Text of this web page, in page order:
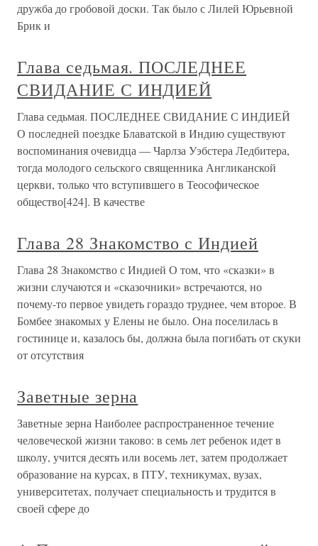
дружба до гробовой доски. Так было с Лилей Юрьевной
Брик и
Глава седьмая. ПОСЛЕДНЕЕ
СВИДАНИЕ С ИНДИЕЙ
Глава седьмая. ПОСЛЕДНЕЕ СВИДАНИЕ С ИНДИЕЙ
О последней поездке Блаватской в Индию существуют
воспоминания очевидца — Чарлза Уэбстера Ледбитера,
тогда молодого сельского священника Англиканской
церкви, только что вступившего в Теософическое
общество[424]. В качестве
Глава 28 Знакомство с Индией
Глава 28 Знакомство с Индией О том, что «сказки» в
жизни случаются и «сказочники» встречаются, но
почему-то первое увидеть гораздо труднее, чем второе. В
Бомбее знакомых у Елены не было. Она поселилась в
гостинице и, казалось бы, должна была погибать от скуки
от отсутствия
Заветные зерна
Заветные зерна Наиболее распространенное течение
человеческой жизни таково: в семь лет ребенок идет в
школу, учится десять или восемь лет, затем продолжает
образование на курсах, в ПТУ, техникумах, вузах,
университетах, получает специальность и трудится в
своей сфере до